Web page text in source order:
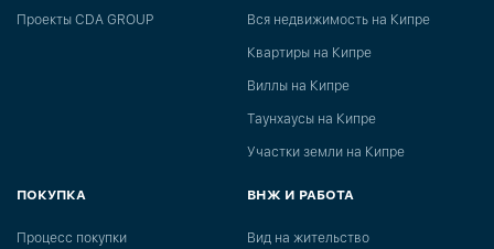
Проекты CDA GROUP Вся недвижимость на Кипре
Квартиры на Кипре
Виллы на Кипре
Таунхаусы на Кипре
Участки земли на Кипре
ПОКУПКА
Процесс покупки
ВНЖ И РАБОТА
Вид на жительство